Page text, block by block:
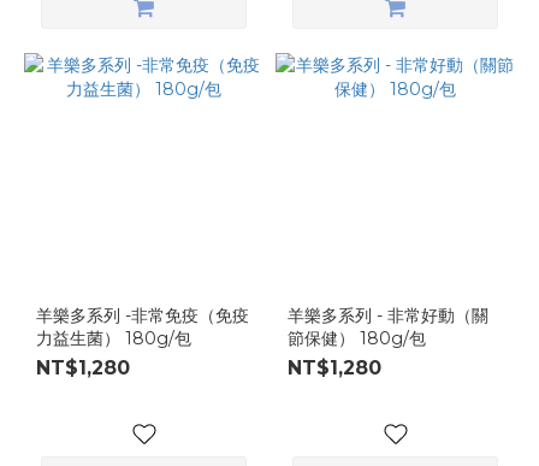
羊樂多系列 -非常免疫（免疫
力益生菌） 180g/包
NT$1,280
羊樂多系列 - 非常好動（關
節保健） 180g/包
NT$1,280